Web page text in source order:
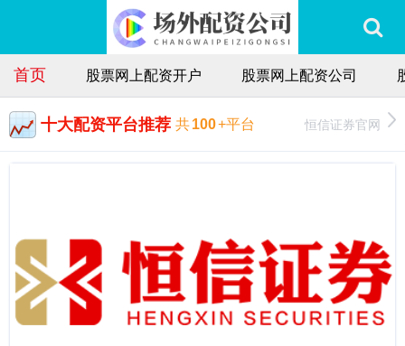
首页 股票网上配资开户 股票网上配资公司
十大配资平台推荐 共100+平台 恒信证券官网